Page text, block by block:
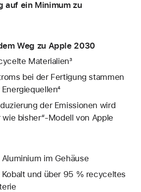
auf ein Minimum zu
Weg zu Apple 2030
Materialien³
bei der Fertigung stammen
der Emissionen wird
wie bisher“-Modell von Apple
im Gehäuse
und über 95 % recyceltes